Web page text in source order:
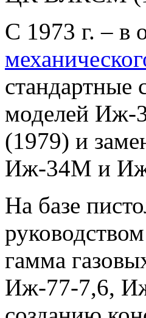
С 1973 г. – в
стандартные
моделей Иж-
(1979) и
Иж-34М и
На базе
гамма
Иж-77-7,6,